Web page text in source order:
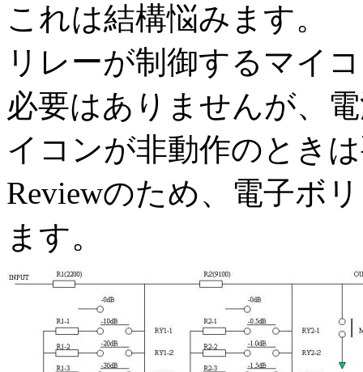
これは結構悩みます。
リレーが制御するマイ
必要はありませんが、
イコンが非動作のとき
Reviewのため、電子ボ
ます。